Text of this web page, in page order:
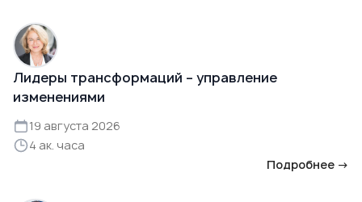
Лидеры трансформаций – управление
изменениями
19 августа 2026
4 ак. часа
Подробнее →